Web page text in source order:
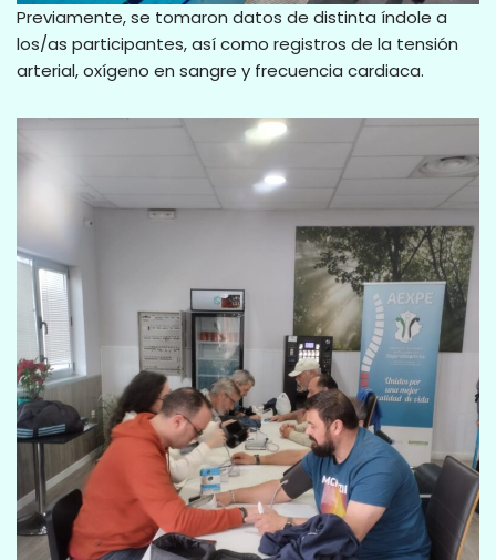
Previamente, se tomaron datos de distinta índole a
los/as participantes, así como registros de la tensión
arterial, oxígeno en sangre y frecuencia cardiaca.